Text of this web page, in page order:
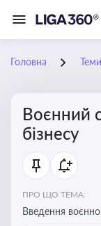
Головна
Воєнний
бізнесу
ПРО ЩО ТЕМА:
Введення